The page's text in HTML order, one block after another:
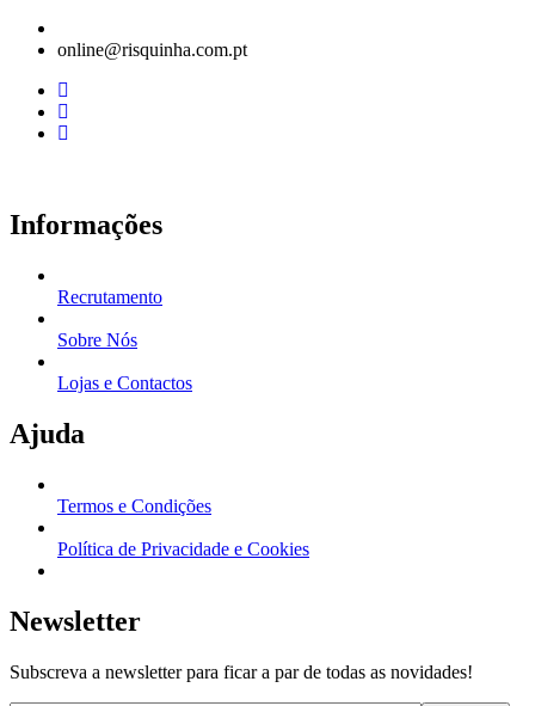
online@risquinha.com.pt
Informações
Recrutamento
Sobre Nós
Lojas e Contactos
Ajuda
Termos e Condições
Política de Privacidade e Cookies
Newsletter
Subscreva a newsletter para ficar a par de todas as novidades!